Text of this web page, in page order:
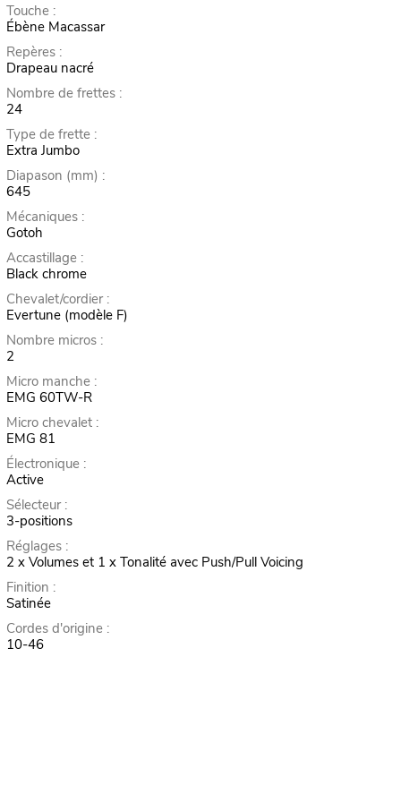
Touche :
Ébène Macassar
Repères :
Drapeau nacré
Nombre de frettes :
24
Type de frette :
Extra Jumbo
Diapason (mm) :
645
Mécaniques :
Gotoh
Accastillage :
Black chrome
Chevalet/cordier :
Evertune (modèle F)
Nombre micros :
2
Micro manche :
EMG 60TW-R
Micro chevalet :
EMG 81
Électronique :
Active
Sélecteur :
3-positions
Réglages :
2 x Volumes et 1 x Tonalité avec Push/Pull Voicing
Finition :
Satinée
Cordes d'origine :
10-46